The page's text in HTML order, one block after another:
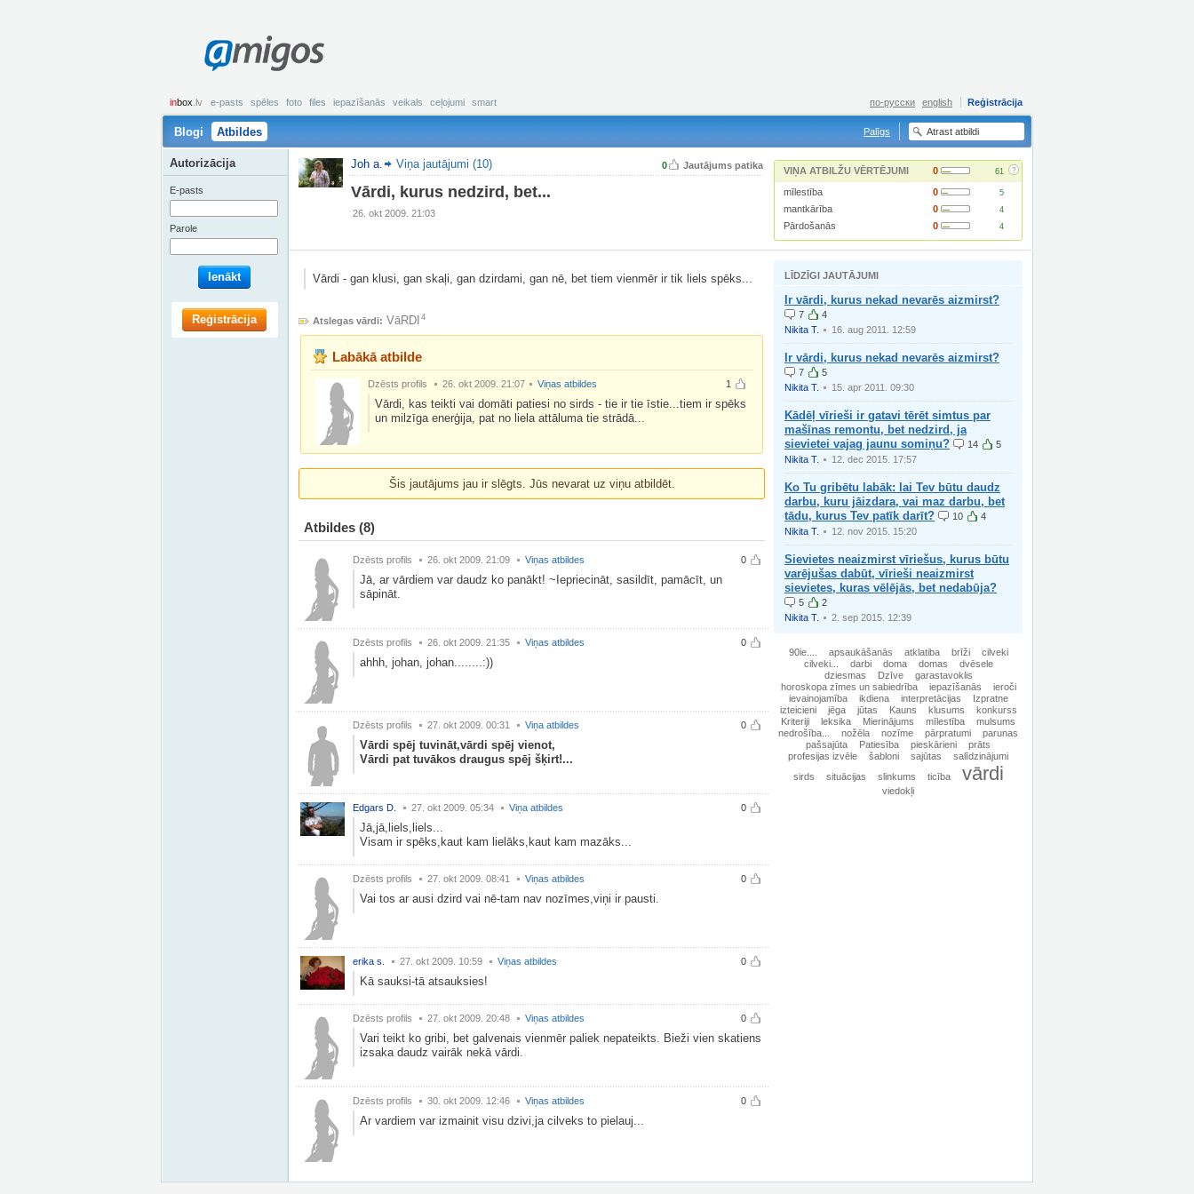
amigos
inbox .lv e-pasts spēles foto files iepazīšanās veikals ceļojumi smart Reģistrācija
по-русски english
Blogi Atbildes Palīgs
0 Jautājums patika
Joh a. Viņa jautājumi (10)
Vārdi, kurus nedzird, bet...
26. okt 2009. 21:03
VIŅA ATBILŽU VĒRTĒJUMI 0 61 ?
mīlestība 0 5
mantkārība 0 4
Pārdošanās 0 4
Vārdi - gan klusi, gan skaļi, gan dzirdami, gan nē, bet tiem vienmēr ir tik liels spēks...
Atslegas vārdi: VāRDI 4
Labākā atbilde
1
Dzēsts profils 26. okt 2009. 21:07 Viņas atbildes
Vārdi, kas teikti vai domāti patiesi no sirds - tie ir tie īstie...tiem ir spēks
un milzīga enerģija, pat no liela attāluma tie strādā...
Šis jautājums jau ir slēgts. Jūs nevarat uz viņu atbildēt.
Atbildes (8)
0
Dzēsts profils 26. okt 2009. 21:09 Viņas atbildes
Jā, ar vārdiem var daudz ko panākt! ~Iepriecināt, sasildīt, pamācīt, un
sāpināt.
0
Dzēsts profils 26. okt 2009. 21:35 Viņas atbildes
ahhh, johan, johan........:))
0
Dzēsts profils 27. okt 2009. 00:31 Viņa atbildes
Vārdi spēj tuvināt,vārdi spēj vienot,
Vārdi pat tuvākos draugus spēj šķirt!...
0
Edgars D. 27. okt 2009. 05:34 Viņa atbildes
Jā,jā,liels,liels...
Visam ir spēks,kaut kam lielāks,kaut kam mazāks...
0
Dzēsts profils 27. okt 2009. 08:41 Viņas atbildes
Vai tos ar ausi dzird vai nē-tam nav nozīmes,viņi ir pausti.
0
erika s. 27. okt 2009. 10:59 Viņas atbildes
Kā sauksi-tā atsauksies!
0
Dzēsts profils 27. okt 2009. 20:48 Viņas atbildes
Vari teikt ko gribi, bet galvenais vienmēr paliek nepateikts. Bieži vien skatiens
izsaka daudz vairāk nekā vārdi.
0
Dzēsts profils 30. okt 2009. 12:46 Viņas atbildes
Ar vardiem var izmainit visu dzivi,ja cilveks to pielauj...
LĪDZĪGI JAUTĀJUMI
Ir vārdi, kurus nekad nevarēs aizmirst?
7
4
Nikita T.
16. aug 2011. 12:59
Ir vārdi, kurus nekad nevarēs aizmirst?
7
5
Nikita T.
15. apr 2011. 09:30
Kādēļ vīrieši ir gatavi tērēt simtus par
mašīnas remontu, bet nedzird, ja
sievietei vajag jaunu somiņu?
14
5
Nikita T.
12. dec 2015. 17:57
Ko Tu gribētu labāk: lai Tev būtu daudz
darbu, kuru jāizdara, vai maz darbu, bet
tādu, kurus Tev patīk darīt?
10
4
Nikita T.
12. nov 2015. 15:20
Sievietes neaizmirst vīriešus, kurus būtu
varējušas dabūt, vīrieši neaizmirst
sievietes, kuras vēlējās, bet nedabūja?
5
2
Nikita T.
2. sep 2015. 12:39
90ie.... apsaukāšanās atklatiba brīži
cilveki
cilveki...
darbi doma domas
dvēsele
dziesmas
Dzīve
garastavoklis
horoskopa zīmes un sabiedrība
iepazīšanās
ieroči
ievainojamība
ikdiena interpretācijas
Izpratne
izteicieni
jēga jūtas Kauns klusums
konkurss
Kriteriji
leksika Mierinājums mīlestība
mulsums
nedrošība...
nožēla nozīme pārpratumi
parunas
pašsajūta
Patiesība pieskārieni
prāts
profesijas izvēle
šabloni sajūtas
salīdzinājumi
sirds
situācijas slinkums ticība vārdi
viedokļi
Autorizācija
E-pasts
Parole
Ienākt
Reģistrācija